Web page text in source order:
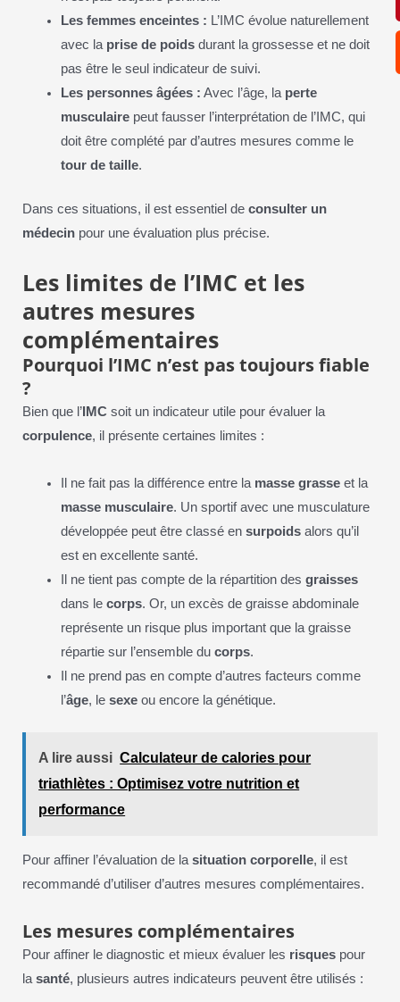
Les femmes enceintes : L’IMC évolue naturellement
avec la prise de poids durant la grossesse et ne doit
pas être le seul indicateur de suivi.
Les personnes âgées : Avec l’âge, la perte
musculaire peut fausser l’interprétation de l’IMC, qui
doit être complété par d’autres mesures comme le
tour de taille.
Dans ces situations, il est essentiel de consulter un
médecinpour une évaluation plus précise.
Les limites de l’IMC et les
autres mesures
complémentaires
Pourquoi l’IMC n’est pas toujours fiable
?
Bien que l’IMCsoit un indicateur utile pour évaluer la
corpulence, il présente certaines limites :
Il ne fait pas la différence entre la masse grasse et la
masse musculaire. Un sportif avec une musculature
développée peut être classé ensurpoids alors qu’il
est en excellente santé.
Il ne tient pas compte de la répartition desgraisses
dans lecorps. Or, un excès de graisse abdominale
représente un risque plus important que la graisse
répartie sur l’ensemble ducorps.
Il ne prend pas en compte d’autres facteurs comme
l’âge, lesexe ou encore la génétique.
A lire aussi Calculateur de calories pour
triathlètes : Optimisez votre nutrition et
performance
Pour affiner l’évaluation de lasituation corporelle, il est
recommandé d’utiliser d’autres mesures complémentaires.
Les mesures complémentaires
Pour affiner le diagnostic et mieux évaluer les risquespour
la santé, plusieurs autres indicateurs peuvent être utilisés :